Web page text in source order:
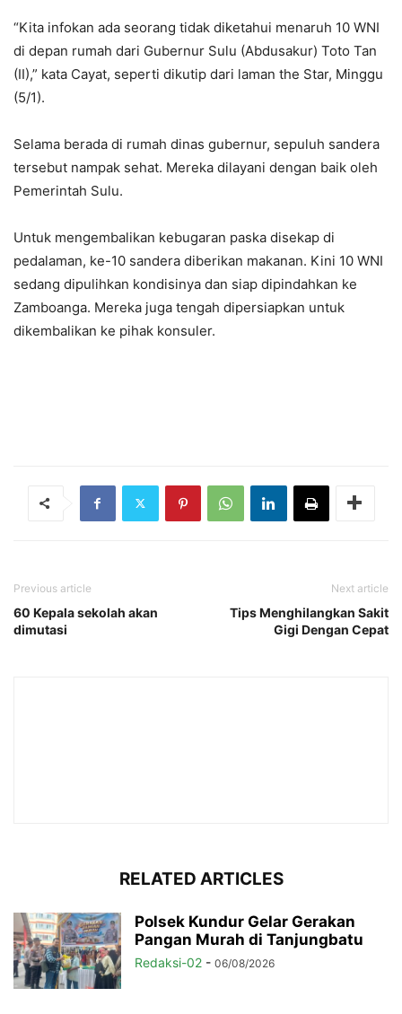
“Kita infokan ada seorang tidak diketahui menaruh 10 WNI
di depan rumah dari Gubernur Sulu (Abdusakur) Toto Tan
(II),” kata Cayat, seperti dikutip dari laman the Star, Minggu
(5/1).
Selama berada di rumah dinas gubernur, sepuluh sandera
tersebut nampak sehat. Mereka dilayani dengan baik oleh
Pemerintah Sulu.
Untuk mengembalikan kebugaran paska disekap di
pedalaman, ke-10 sandera diberikan makanan. Kini 10 WNI
sedang dipulihkan kondisinya dan siap dipindahkan ke
Zamboanga. Mereka juga tengah dipersiapkan untuk
dikembalikan ke pihak konsuler.
Previous article
60 Kepala sekolah akan
dimutasi
Next article
Tips Menghilangkan Sakit
Gigi Dengan Cepat
RELATED ARTICLES
Polsek Kundur Gelar Gerakan
Pangan Murah di Tanjungbatu
Redaksi-02 - 06/08/2026